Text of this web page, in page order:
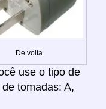
De volta
use o tipo de
tomadas: A,